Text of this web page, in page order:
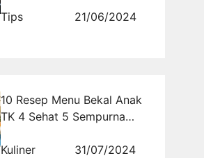
Review Blog Terbaik!!!
Tips 21/06/2024
10 Resep Menu Bekal Anak
TK 4 Sehat 5 Sempurna
Kuliner
31/07/2024